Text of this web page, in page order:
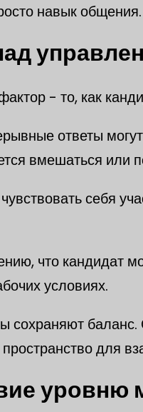
навык
- то, как
ответы
вмешаться или
себя
что кандидат
условиях.
сохраняют баланс.
для
уровню